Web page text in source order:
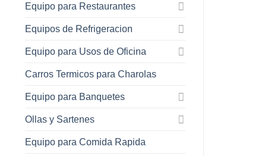
Equipo para Restaurantes
Equipos de Refrigeracion
Equipo para Usos de Oficina
Carros Termicos para Charolas
Equipo para Banquetes
Ollas y Sartenes
Equipo para Comida Rapida